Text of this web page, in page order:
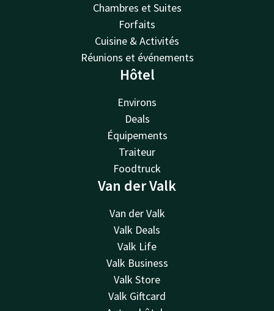
Chambres et Suites
Forfaits
Cuisine & Activités
Réunions et événements
Hôtel
Environs
Deals
Équipements
Traiteur
Foodtruck
Van der Valk
Van der Valk
Valk Deals
Valk Life
Valk Business
Valk Store
Valk Giftcard